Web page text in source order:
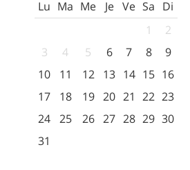
Lu Ma Me Je Ve Sa Di
1
2
3
4 5 6 7 8
9
10
11 12 13 14 15 16
17
18 19 20 21 22 23
24 25 26 27 28 29 30
31